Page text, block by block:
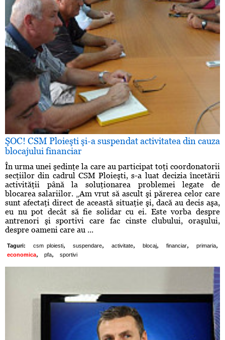
ŞOC! CSM Ploieşti şi-a suspendat activitatea din cauza
blocajului financiar
În urma unei şedinţe la care au participat toţi coordonatorii
secţiilor din cadrul CSM Ploieşti, s-a luat decizia încetării
activităţii până la soluţionarea problemei legate de
blocarea salariilor. „Am vrut să ascult şi părerea celor care
sunt afectaţi direct de această situaţie şi, dacă au decis aşa,
eu nu pot decât să fie solidar cu ei. Este vorba despre
antrenori şi sportivi care fac cinste clubului, oraşului,
despre oameni care au ...
Taguri: csm ploiesti, suspendare, activitate, blocaj, financiar, primaria,
economica, pfa, sportivi